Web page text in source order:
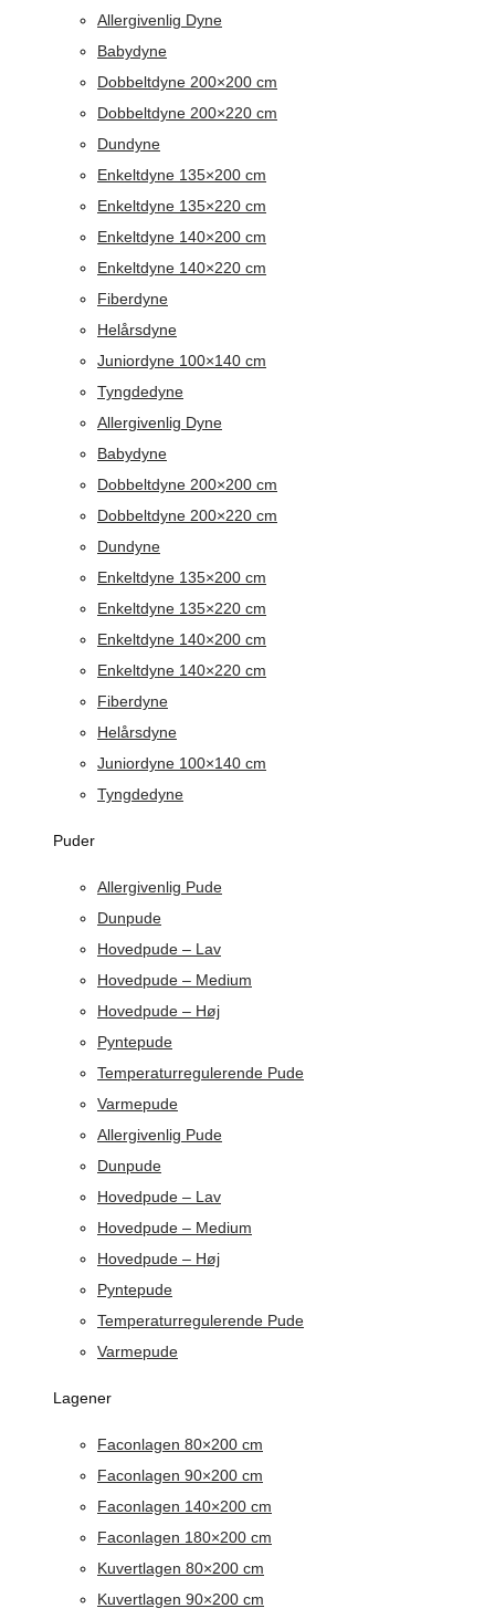
Allergivenlig Dyne
Babydyne
Dobbeltdyne 200×200 cm
Dobbeltdyne 200×220 cm
Dundyne
Enkeltdyne 135×200 cm
Enkeltdyne 135×220 cm
Enkeltdyne 140×200 cm
Enkeltdyne 140×220 cm
Fiberdyne
Helårsdyne
Juniordyne 100×140 cm
Tyngdedyne
Allergivenlig Dyne
Babydyne
Dobbeltdyne 200×200 cm
Dobbeltdyne 200×220 cm
Dundyne
Enkeltdyne 135×200 cm
Enkeltdyne 135×220 cm
Enkeltdyne 140×200 cm
Enkeltdyne 140×220 cm
Fiberdyne
Helårsdyne
Juniordyne 100×140 cm
Tyngdedyne
Puder
Allergivenlig Pude
Dunpude
Hovedpude – Lav
Hovedpude – Medium
Hovedpude – Høj
Pyntepude
Temperaturregulerende Pude
Varmepude
Allergivenlig Pude
Dunpude
Hovedpude – Lav
Hovedpude – Medium
Hovedpude – Høj
Pyntepude
Temperaturregulerende Pude
Varmepude
Lagener
Faconlagen 80×200 cm
Faconlagen 90×200 cm
Faconlagen 140×200 cm
Faconlagen 180×200 cm
Kuvertlagen 80×200 cm
Kuvertlagen 90×200 cm